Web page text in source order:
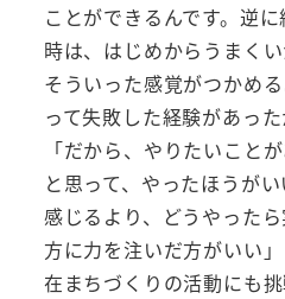
ことができるんです。逆
時は、はじめからうまく
そういった感覚がつかめ
って失敗した経験があった
「だから、やりたいこと
と思って、やったほうが
感じるより、どうやった
方に力を注いだ方がいい
在まちづくりの活動にも挑